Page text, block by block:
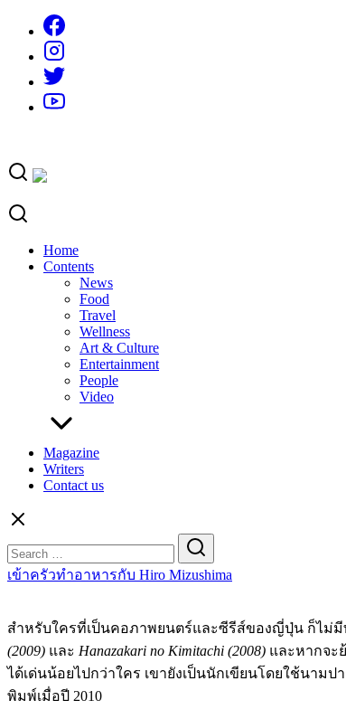
content
Home
Contents
News
Food
Travel
Wellness
Art & Culture
Entertainment
People
Video
Magazine
Writers
Contact us
for:
เข้าครัวทำอาหารกับ Hiro Mizushima
สำหรับใครที่เป็นคอภาพยนตร์และซีรีส์ของญี่ปุ่น ก็ไม่มี
(2009) และ Hanazakari no Kimitachi (2008) และหากจะ
ได้เด่นน้อยไปกว่าใคร เขายังเป็นนักเขียนโดยใช้นามป
พิมพ์เมื่อปี 2010